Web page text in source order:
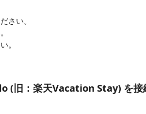
さい。
。
(旧：楽天Vacation Stay) を接